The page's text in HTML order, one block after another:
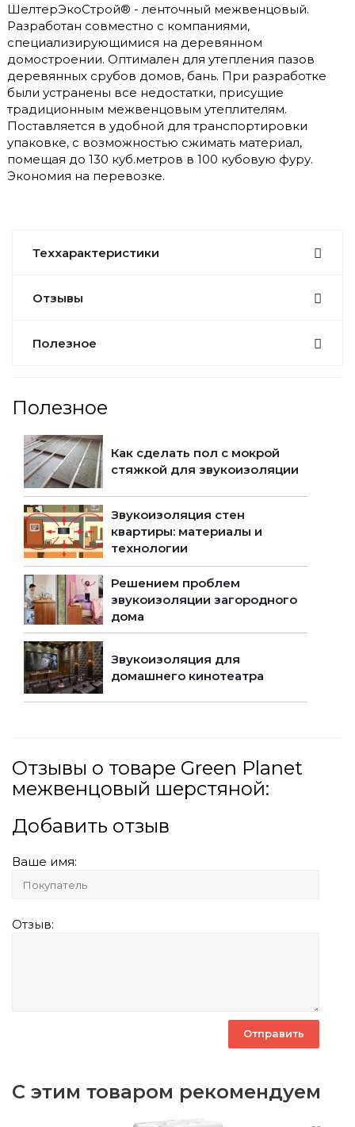
ШелтерЭкоСтрой® - ленточный межвенцовый.
Разработан совместно с компаниями,
специализирующимися на деревянном
домостроении. Оптимален для утепления пазов
деревянных срубов домов, бань. При разработке
были устранены все недостатки, присущие
традиционным межвенцовым утеплителям.
Поставляется в удобной для транспортировки
упаковке, с возможностью сжимать материал,
помещая до 130 куб.метров в 100 кубовую фуру.
Экономия на перевозке.
Теххарактеристики
Отзывы
Полезное
Полезное
Как сделать пол с мокрой
стяжкой для звукоизоляции
Звукоизоляция стен
квартиры: материалы и
технологии
Решением проблем
звукоизоляции загородного
дома
Звукоизоляция для
домашнего кинотеатра
Отзывы о товаре Green Planet
межвенцовый шерстяной:
Добавить отзыв
Ваше имя:
Отзыв:
С этим товаром рекомендуем